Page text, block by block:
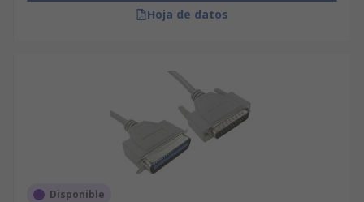
Hoja de datos
Disponible